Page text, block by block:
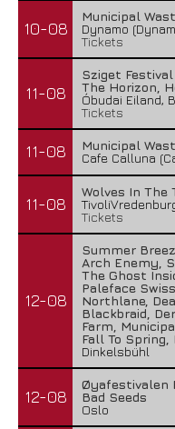
10-08
Municipal
Dynamo
Tickets
11-08
Sziget
The Horizon,
Óbudai Eiland,
Tickets
11-08
Municipal
Cafe Calluna
11-08
Wolves In The
Tickets
12-08
Summer
Arch Enemy,
The Ghost
Paleface
Northlane,
Blackbraid,
Farm,
Fall To Spring,
Dinkelsbühl
12-08
Øyafestivalen
Bad Seeds
Oslo